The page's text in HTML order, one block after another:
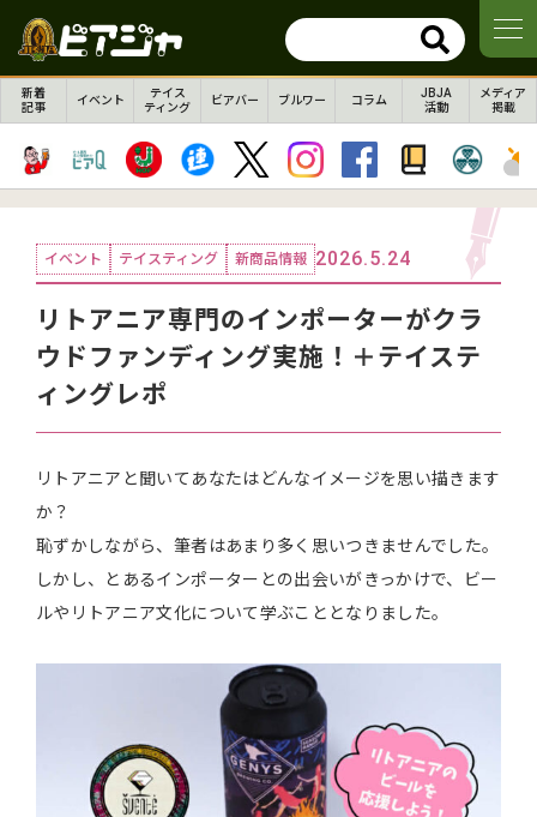
新着
記事
イベント
テイス
ティング
ビアバー ブルワー コラム
JBJA
活動
メディア
掲載
イベント テイスティング 新商品情報 2026.5.24
リトアニア専門のインポーターがクラ
ウドファンディング実施！＋テイステ
ィングレポ
リトアニアと聞いてあなたはどんなイメージを思い描きます
か？
恥ずかしながら、筆者はあまり多く思いつきませんでした。
しかし、とあるインポーターとの出会いがきっかけで、ビー
ルやリトアニア文化について学ぶこととなりました。